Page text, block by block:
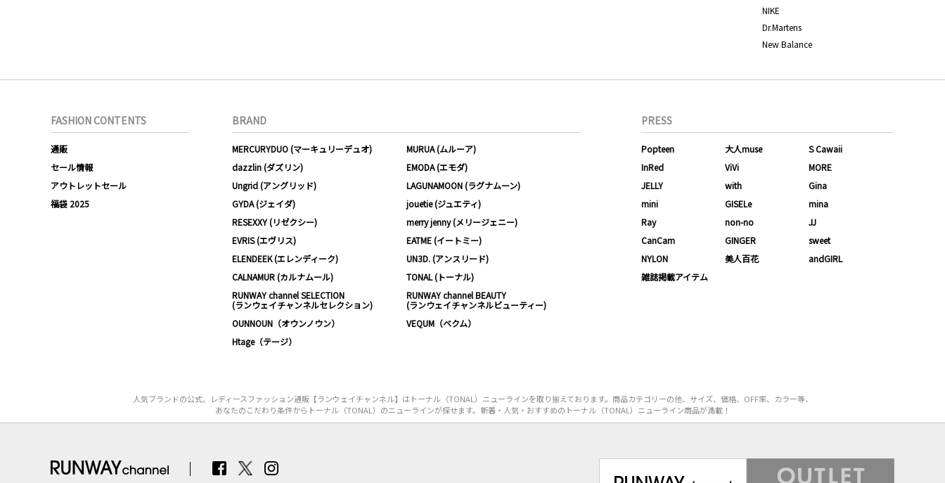
NIKE
Dr.Martens
New Balance
FASHION CONTENTS
通販
セール情報
アウトレットセール
福袋 2025
BRAND
MERCURYDUO (マーキュリーデュオ)
MURUA (ムルーア)
dazzlin (ダズリン)
EMODA (エモダ)
Ungrid (アングリッド)
LAGUNAMOON (ラグナムーン)
GYDA (ジェイダ)
jouetie (ジュエティ)
RESEXXY (リゼクシー)
merry jenny (メリージェニー)
EVRIS (エヴリス)
EATME (イートミー)
ELENDEEK (エレンディーク)
UN3D. (アンスリード)
CALNAMUR (カルナムール)
TONAL (トーナル)
RUNWAY channel SELECTION
(ランウェイチャンネルセレクション)
RUNWAY channel BEAUTY
(ランウェイチャンネルビューティー)
OUNNOUN（オウンノウン）
VEQUM（ベクム）
Htage（テージ）
PRESS
Popteen 大人muse
S Cawaii
InRed
ViVi
MORE
JELLY
with
Gina
mini
GISELe
mina
Ray
non-no
JJ
CanCam
GINGER
sweet
NYLON
美人百花
andGIRL
雑誌掲載アイテム
人気ブランドの公式、レディースファッション通販【ランウェイチャンネル】はトーナル（TONAL）ニューラインを取り揃えております。商品カテゴリーの他、サイズ、価格、OFF率、カラー等、
あなたのこだわり条件からトーナル（TONAL）のニューラインが探せます。新着・人気・おすすめのトーナル（TONAL）ニューライン商品が満載！